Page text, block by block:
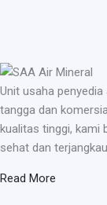
Unit usaha
tangga dan
kualitas tinggi, kami
sehat dan
Read More